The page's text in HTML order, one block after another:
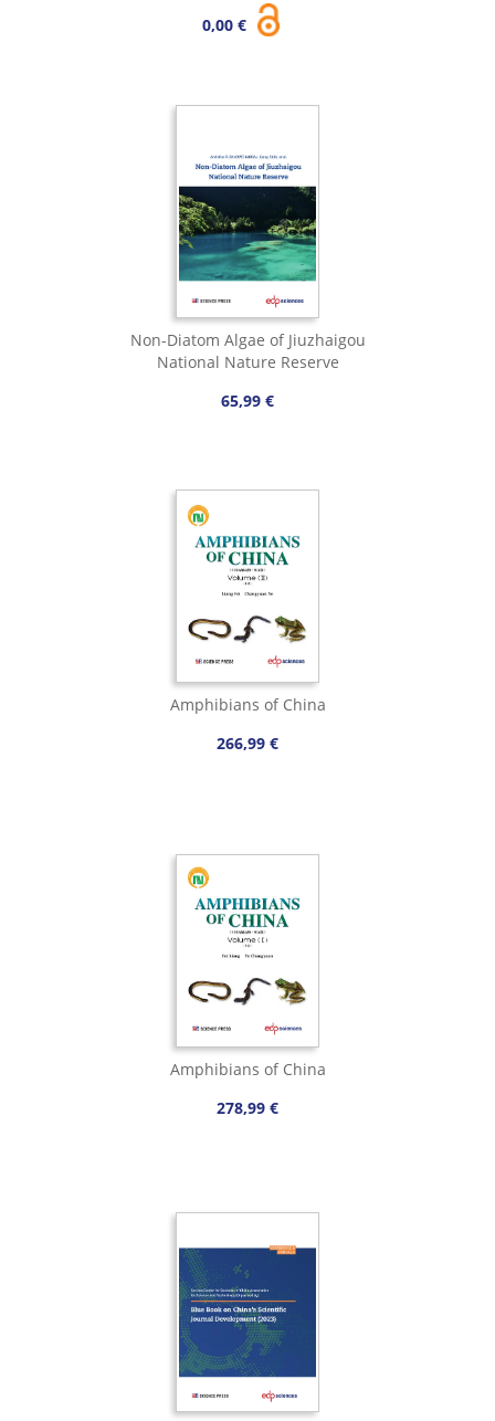
0,00 €
Non-Diatom Algae of Jiuzhaigou
National Nature Reserve
65,99 €
Amphibians of China
266,99 €
Amphibians of China
278,99 €